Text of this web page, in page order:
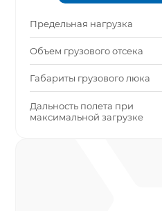
Предельная нагрузка
Объем грузового отсека
Габариты грузового люка
Дальность полета при
максимальной загрузке